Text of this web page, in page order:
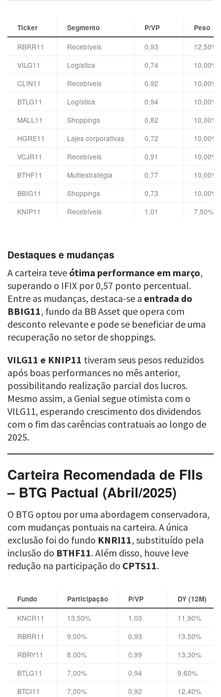
Ticker Segmento P/VP Peso
RBRR11 Recebíveis 0,93
12,50%
VILG11
Logística 0,74
10,00%
CLIN11
Recebíveis 0,92
10,00%
BTLG11
Logística 0,94
10,00%
MALL11
Shoppings 0,82
10,00%
HGRE11
Lajes corporativas 0,72
10,00%
VCJR11
Recebíveis 0,91
10,00%
BTHF11
Multiestratégia 0,77
10,00%
BBIG11
Shoppings 0,73
10,00%
KNIP11
Recebíveis 1,01 7,50%
Destaques e mudanças
A carteira teve ótima performance em março,
superando o IFIX por 0,57 ponto percentual.
Entre as mudanças, destaca-se a entrada do
BBIG11, fundo da BB Asset que opera com
desconto relevante e pode se beneficiar de uma
recuperação no setor de shoppings.
VILG11 e KNIP11 tiveram seus pesos reduzidos
após boas performances no mês anterior,
possibilitando realização parcial dos lucros.
Mesmo assim, a Genial segue otimista com o
VILG11, esperando crescimento dos dividendos
com o fim das carências contratuais ao longo de
2025.
Carteira Recomendada de FIIs
– BTG Pactual (Abril/2025)
O BTG optou por uma abordagem conservadora,
com mudanças pontuais na carteira. A única
exclusão foi do fundo KNRI11, substituído pela
inclusão do BTHF11. Além disso, houve leve
redução na participação do CPTS11.
Fundo Participação P/VP DY (12M)
KNCR11 13,50% 1,03
11,90%
RBRR11
9,00% 0,93
13,50%
RBRY11
8,00% 0,99
13,30%
BTLG11
7,00% 0,94
9,60%
BTCI11
7,00% 0,92
12,40%